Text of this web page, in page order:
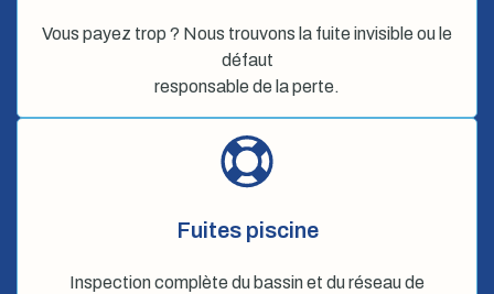
Vous payez trop ? Nous trouvons la fuite invisible ou le
défaut
responsable de la perte.
Fuites piscine
Inspection complète du bassin et du réseau de